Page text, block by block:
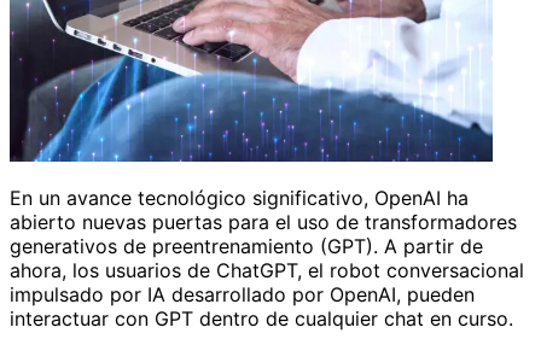
En un avance tecnológico significativo, OpenAI ha
abierto nuevas puertas para el uso de transformadores
generativos de preentrenamiento (GPT). A partir de
ahora, los usuarios de ChatGPT, el robot conversacional
impulsado por IA desarrollado por OpenAI, pueden
interactuar con GPT dentro de cualquier chat en curso.